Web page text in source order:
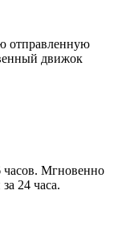
отправленную
движок
часов. Мгновенно
24 часа.